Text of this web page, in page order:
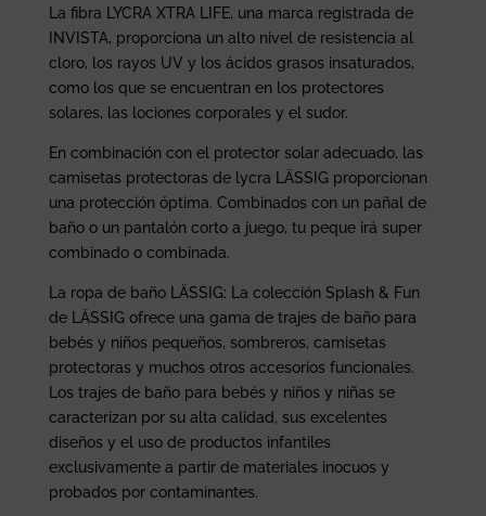
La fibra LYCRA XTRA LIFE, una marca registrada de
INVISTA, proporciona un alto nivel de resistencia al
cloro, los rayos UV y los ácidos grasos insaturados,
como los que se encuentran en los protectores
solares, las lociones corporales y el sudor.
En combinación con el protector solar adecuado, las
camisetas protectoras de lycra LÄSSIG proporcionan
una protección óptima. Combinados con un pañal de
baño o un pantalón corto a juego, tu peque irá super
combinado o combinada.
La ropa de baño LÄSSIG: La colección Splash & Fun
de LÄSSIG ofrece una gama de trajes de baño para
bebés y niños pequeños, sombreros, camisetas
protectoras y muchos otros accesorios funcionales.
Los trajes de baño para bebés y niños y niñas se
caracterizan por su alta calidad, sus excelentes
diseños y el uso de productos infantiles
exclusivamente a partir de materiales inocuos y
probados por contaminantes.